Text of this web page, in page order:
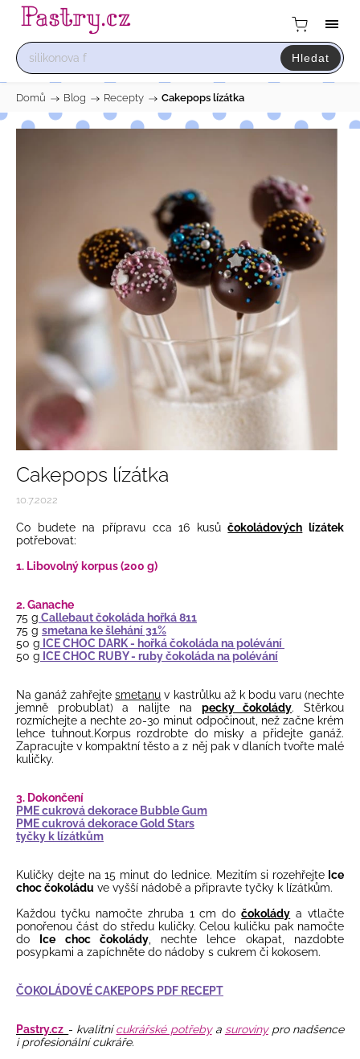
Hledat
Domů / Blog / Recepty / Cakepops lízátka
Cakepops lízátka
10.7.2022
Co budete na přípravu cca 16 kusůčokoládových lízátek
potřebovat:
1. Libovolný korpus (200 g)
2. Ganache
75 g Callebaut čokoláda hořká 811
75 g smetana ke šlehání 31%
50 g ICE CHOC DARK - hořká čokoláda na polévání
50 g ICE CHOC RUBY - ruby čokoláda na polévání
Na ganáž zahřejtesmetanu v kastrůlku až k bodu varu (nechte
jemně probublat) a nalijte na pecky čokolády. Stěrkou
rozmíchejte a nechte 20-30 minut odpočinout, než začne krém
lehce tuhnout.Korpus rozdrobte do misky a přidejte ganáž.
Zapracujte v kompaktní těsto a z něj pak v dlaních tvořte malé
kuličky.
3. Dokončení
PME cukrová dekorace Bubble Gum
PME cukrová dekorace Gold Stars
tyčky k lízátkům
Kuličky dejte na 15 minut do lednice. Mezitím si rozehřejte Ice
choc čokoládu ve vyšší nádobě a připravte tyčky k lízátkům.
Každou tyčku namočte zhruba 1 cm dočokolády a vtlačte
ponořenou část do středu kuličky. Celou kuličku pak namočte
do
Ice choc čokolády, nechte lehce okapat, nazdobte
posypkami a zapíchněte do nádoby s cukrem či kokosem.
ČOKOLÁDOVÉ CAKEPOPS PDF RECEPT
Pastry.cz - kvalitnícukrářské potřebya surovinypro nadšence
i profesionální cukráře.